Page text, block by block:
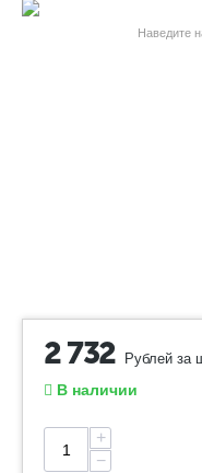
Наведите
2 732 Рублей за
В наличии
+
−